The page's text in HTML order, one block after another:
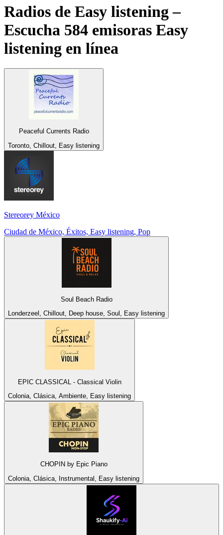
Radios de Easy listening –
Escucha 584 emisoras Easy
listening en línea
Peaceful Currents Radio
Toronto, Chillout, Easy listening
Stereorey México
Ciudad de México, Éxitos, Easy listening, Pop
Soul Beach Radio
Londerzeel, Chillout, Deep house, Soul, Easy listening
EPIC CLASSICAL - Classical Violin
Colonia, Clásica, Ambiente, Easy listening
CHOPIN by Epic Piano
Colonia, Clásica, Instrumental, Easy listening